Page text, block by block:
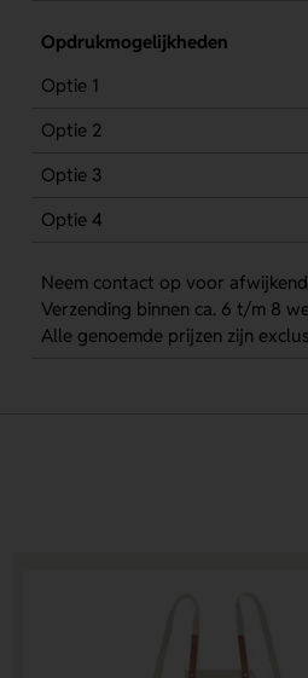
Opdrukmogelijkheden
Optie 1
Optie 2
Optie 3
Optie 4
Neem contact op voor
Verzending binnen ca. 6 t/m 8
Alle genoemde prijzen zijn